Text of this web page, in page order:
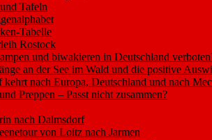
Tafeln
Tabelle
Rostock
und biwakieren in Deutschland
an der See im Wald und die positive
kehrt nach Europa, Deutschland und nach
Preppen – Passt nicht zusammen?
nach Dalmsdorf
von Loitz nach Jarmen